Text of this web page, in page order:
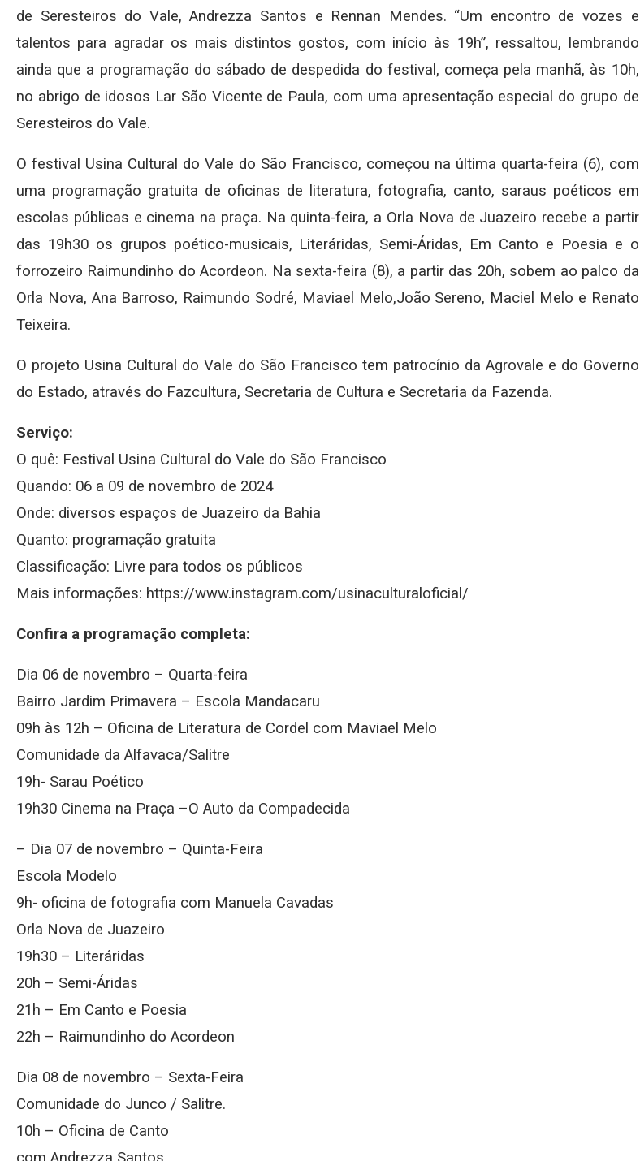
de Seresteiros do Vale, Andrezza Santos e Rennan Mendes. “Um encontro de vozes e
talentos para agradar os mais distintos gostos, com início às 19h”, ressaltou, lembrando
ainda que a programação do sábado de despedida do festival, começa pela manhã, às 10h,
no abrigo de idosos Lar São Vicente de Paula, com uma apresentação especial do grupo de
Seresteiros do Vale.
O festival Usina Cultural do Vale do São Francisco, começou na última quarta-feira (6), com
uma programação gratuita de oficinas de literatura, fotografia, canto, saraus poéticos em
escolas públicas e cinema na praça. Na quinta-feira, a Orla Nova de Juazeiro recebe a partir
das 19h30 os grupos poético-musicais, Literáridas, Semi-Áridas, Em Canto e Poesia e o
forrozeiro Raimundinho do Acordeon. Na sexta-feira (8), a partir das 20h, sobem ao palco da
Orla Nova, Ana Barroso, Raimundo Sodré, Maviael Melo,João Sereno, Maciel Melo e Renato
Teixeira.
O projeto Usina Cultural do Vale do São Francisco tem patrocínio da Agrovale e do Governo
do Estado, através do Fazcultura, Secretaria de Cultura e Secretaria da Fazenda.
Serviço:
O quê: Festival Usina Cultural do Vale do São Francisco
Quando: 06 a 09 de novembro de 2024
Onde: diversos espaços de Juazeiro da Bahia
Quanto: programação gratuita
Classificação: Livre para todos os públicos
Mais informações: https://www.instagram.com/usinaculturaloficial/
Confira a programação completa:
Dia 06 de novembro – Quarta-feira
Bairro Jardim Primavera – Escola Mandacaru
09h às 12h – Oficina de Literatura de Cordel com Maviael Melo
Comunidade da Alfavaca/Salitre
19h- Sarau Poético
19h30 Cinema na Praça –O Auto da Compadecida
– Dia 07 de novembro – Quinta-Feira
Escola Modelo
9h- oficina de fotografia com Manuela Cavadas
Orla Nova de Juazeiro
19h30 – Literáridas
20h – Semi-Áridas
21h – Em Canto e Poesia
22h – Raimundinho do Acordeon
Dia 08 de novembro – Sexta-Feira
Comunidade do Junco / Salitre.
10h – Oficina de Canto